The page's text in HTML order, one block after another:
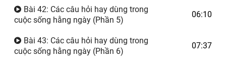
Bài 42: Các câu hỏi hay dùng trong
cuộc sống hằng ngày (Phần 5)
06:10
Bài 43: Các câu hỏi hay dùng trong
cuộc sống hằng ngày (Phần 6)
07:37